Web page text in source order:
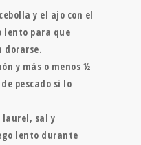
y el ajo con el
lento para que
dorarse.
y más o menos ½
pescado si lo
laurel, sal y
lento durante